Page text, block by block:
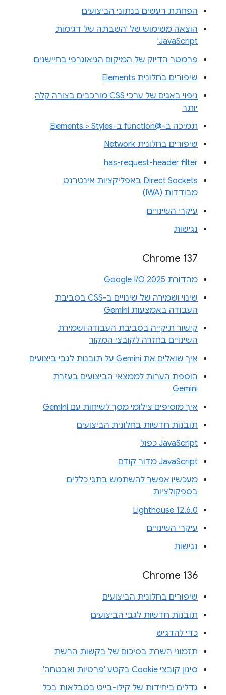
הפחתת רעשים בנתוני הביצועים
הוצאה משימוש של 'השבתה של דגימות
JavaScript'
פרמטר הדיוק של המיקום הגיאוגרפי בחיישנים
שיפורים בחלונית Elements
ניפוי באגים של ערכי CSS מורכבים בצורה קלה
יותר
תמיכה ב-@function ב-Elements > Styles
שיפורים בחלונית Network
has-request-header filter
Direct Sockets באפליקציות אינטרנט
מבודדות (IWA)
עיקרי השינויים
נגישות
Chrome 137
מהדורת Google I/O 2025
שינוי ושמירה של שינויים ב-CSS בסביבת
העבודה באמצעות Gemini
קישור תיקייה בסביבת העבודה ושמירת
השינויים בחזרה לקובצי המקור
איך שואלים את Gemini על תובנות לגבי ביצועים
הוספת הערות לממצאי הביצועים בעזרת
Gemini
איך מוסיפים צילומי מסך לשיחות עם Gemini
תובנות חדשות בחלונית הביצועים
JavaScript כפול
JavaScript מדור קודם
מעכשיו אפשר להשתמש בתגי כללים
בספקולציות
Lighthouse 12.6.0
עיקרי השינויים
נגישות
Chrome 136
שיפורים בחלונית הביצועים
תובנות חדשות לגבי הביצועים
כדי להדגיש
תזמוני השרת בסיכום של בקשות הרשת
סינון קובצי Cookie בקטע 'פרטיות ואבטחה'
גדלים ביחידות של קילו-בייט בטבלאות בכל